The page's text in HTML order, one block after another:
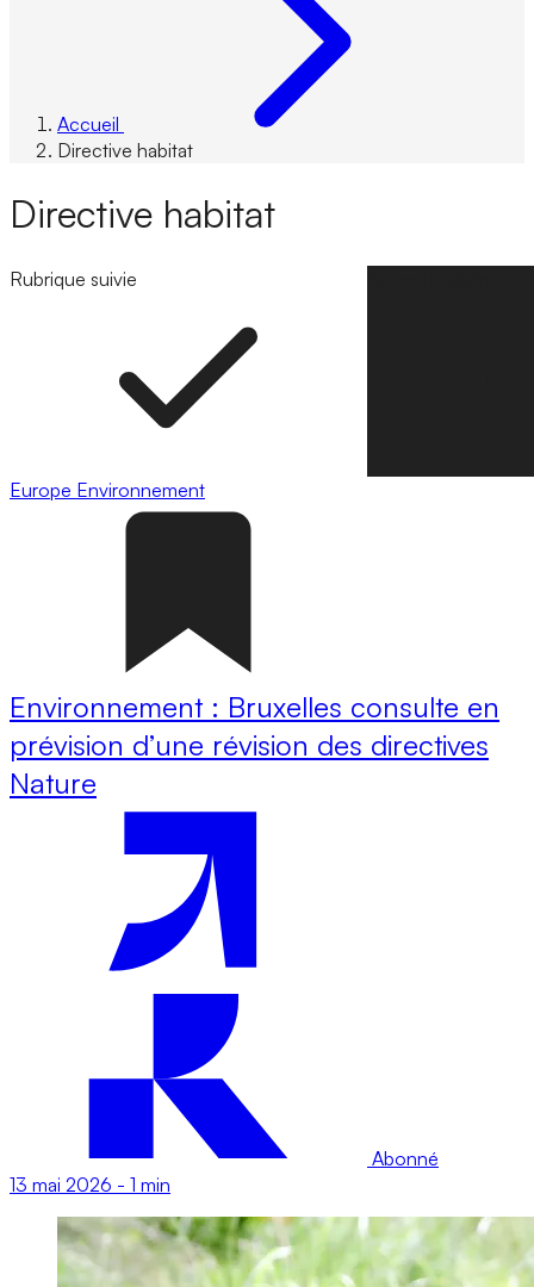
Accueil
Directive habitat
Directive habitat
Rubrique suivie
Europe Environnement
Environnement : Bruxelles consulte en
prévision d’une révision des directives
Nature
Abonné
13 mai 2026 - 1 min